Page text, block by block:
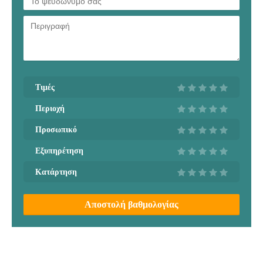
Τιμές
Περιοχή
Προσωπικό
Εξυπηρέτηση
Κατάρτηση
Αποστολή βαθμολογίας